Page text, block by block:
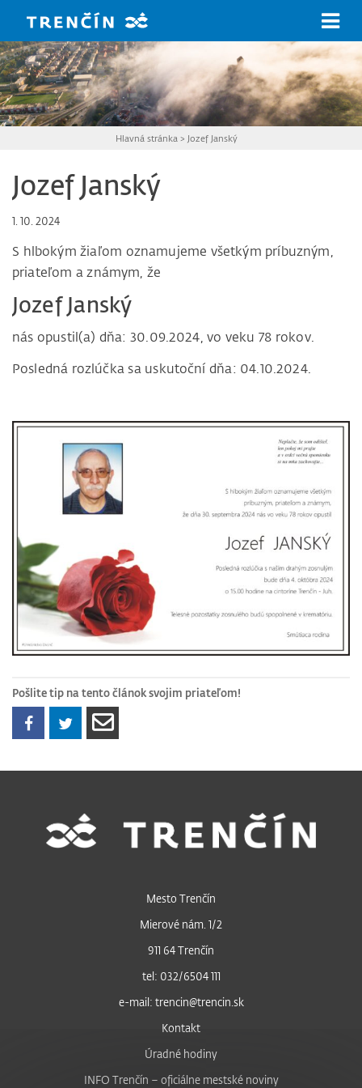
Hlavná stránka > Jozef Janský
Jozef Janský
1. 10. 2024
S hlbokým žiaľom oznamujeme všetkým príbuzným,
priateľom a známym, že
Jozef Janský
nás opustil(a) dňa: 30.09.2024, vo veku 78 rokov.
Posledná rozlúčka sa uskutoční dňa: 04.10.2024.
Pošlite tip na tento článok svojim priateľom!
Mesto Trenčín
Mierové nám. 1/2
911 64 Trenčín
tel: 032/6504 111
e-mail: trencin@trencin.sk
Kontakt
Úradné hodiny
INFO Trenčín – oficiálne mestské noviny